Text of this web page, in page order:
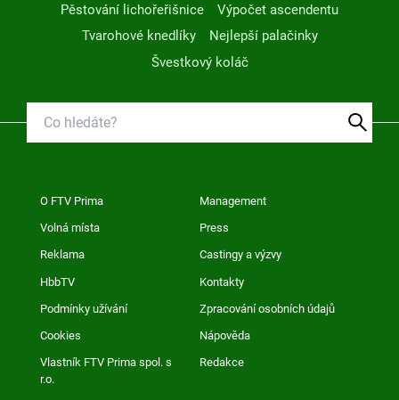
Pěstování lichořeřišnice
Výpočet ascendentu
Tvarohové knedlíky
Nejlepší palačinky
Švestkový koláč
O FTV Prima Management
Volná místa Press
Reklama Castingy a výzvy
HbbTV Kontakty
Podmínky užívání Zpracování osobních údajů
Cookies Nápověda
Vlastník FTV Prima spol. s
r.o.
Redakce